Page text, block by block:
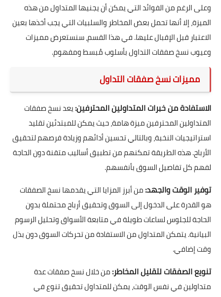
وعلى الرغم من الفوائد التي يمكن أن يجنيها المتداول من هذه
الميزة، إلا أنها تحمل بعض المخاطر والسلبيات التي يجب أخذها بعين
الاعتبار قبل الإقبال عليها. في هذا القسم، سنستعرض مميزات
وعيوب نسخ صفقات التداول بأسلوب مُبسط ومفهوم.
مميزات نسخ صفقات التداول
الاستفادة من خبرات المتداولين المحترفين:يعد نسخ صفقات
المتداولين المحترفين ميزة هامة، حيث يمكن للمبتدئين تقليد
استراتيجيات النخبة، وبالتالي تحسين أدائهم وزيادة فرصهم لتحقيق
الأرباح. هذه الطريقة تمكنهم من تطبيق أساليب متقنة دون الحاجة
لفهم كل تفاصيل السوق بأنفسهم.
توفير الوقت والجهد:من أبرز المزايا التي يقدمها نسخ الصفقات
هو القدرة على الدخول إلى السوق وتحقيق أرباح محتملة بدون
الحاجة للجلوس لساعات طويلة في متابعة الأسواق وتحليل الرسوم
البيانية. يتمكن المتداول من الاستفادة من تحركات السوق دون بذل
وقت إضافي.
تنويع الصفقات لتقليل المخاطر:من خلال نسخ صفقات عدة
متداولين في نفس الوقت، يمكن للمتداول تحقيق تنوع في